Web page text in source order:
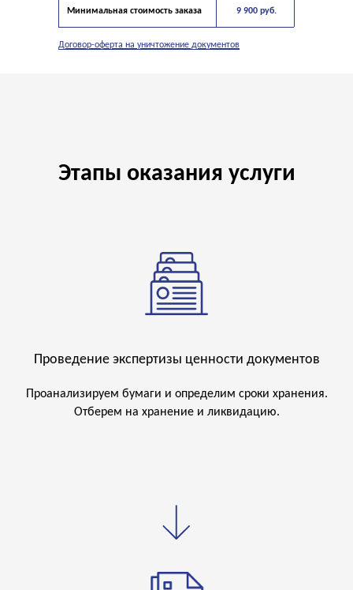
Договор-оферта на уничтожение документов
9 900 руб.
Минимальная стоимость заказа
Этапы оказания услуги
Проведение экспертизы ценности документов
Проанализируем бумаги и определим сроки хранения.
Отберем на хранение и ликвидацию.